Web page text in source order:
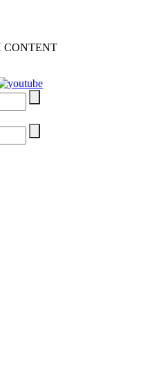
CONTENT